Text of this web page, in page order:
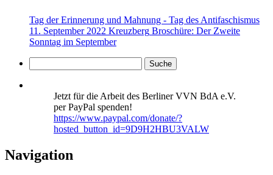
Tag der Erinnerung und Mahnung - Tag des Antifaschismus
11. September 2022 Kreuzberg Broschüre: Der Zweite
Sonntag im September
Jetzt für die Arbeit des Berliner VVN BdA e.V.
per PayPal spenden!
https://www.paypal.com/donate/?
hosted_button_id=9D9H2HBU3VALW
Navigation